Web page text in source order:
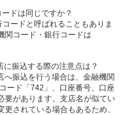
ドは同じですか？
ードと呼ばれることもありま
関コード・銀行コードは
振込する際の注意点は？
へ振込を行う場合は、金融機関
ード「742」、口座番号、口座
要があります。支店名が似てい
更されている場合もあるため、